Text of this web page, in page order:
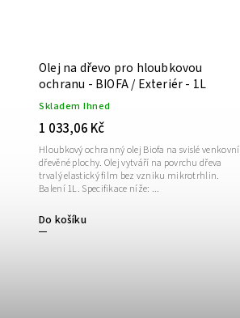
Olej na dřevo pro hloubkovou
ochranu - BIOFA / Exteriér - 1L
Skladem Ihned
1 033,06 Kč
Do košíku
Hloubkový ochranný olej Biofa na svislé venkovní
dřevěné plochy. Olej vytváří na povrchu dřeva
trvalý elastický film bez vzniku mikrotrhlin.
Balení 1L. Specifikace níže: ...